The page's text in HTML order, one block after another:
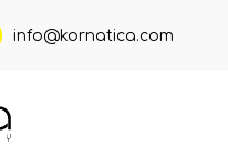
info@kornatica.com